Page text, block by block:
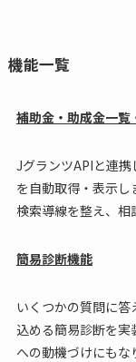
機能一覧
補助金・助成金一覧
JグランツAPIと連
を自動取得・表示し
検索導線を整え、相
簡易診断機能
いくつかの質問に答
込める簡易診断を
への動機づけにもな